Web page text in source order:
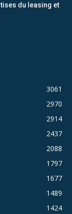
du leasing et
3061
2970
2914
2437
2088
1797
1677
1489
1424